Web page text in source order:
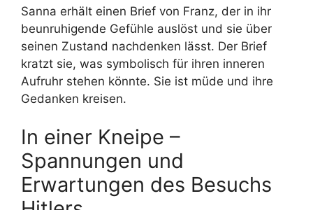
Sanna erhält einen Brief von Franz, der in ihr
beunruhigende Gefühle auslöst und sie über
seinen Zustand nachdenken lässt. Der Brief
kratzt sie, was symbolisch für ihren inneren
Aufruhr stehen könnte. Sie ist müde und ihre
Gedanken kreisen.
In einer Kneipe –
Spannungen und
Erwartungen des Besuchs